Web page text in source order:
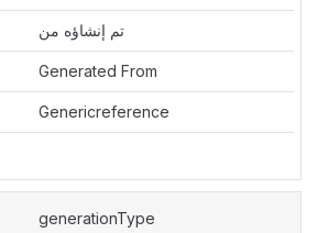
تم إنشاؤه من
Generated From
Genericreference
generationType